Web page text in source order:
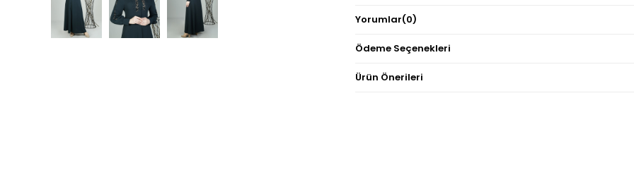
olabilir.
Yorumlar(0)
Ödeme Seçenekleri
Ürün Önerileri